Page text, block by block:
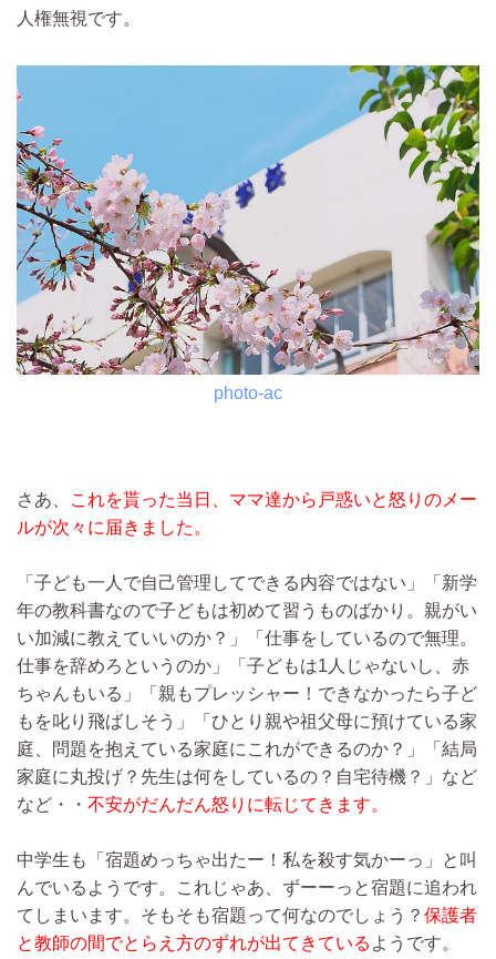
人権無視です。
photo-ac
さあ、
これを貰った当日、ママ達から戸惑いと怒りのメー
ルが次々に届きました。
「子ども一人で自己管理してできる内容ではない」「新学
年の教科書なので子どもは初めて習うものばかり。親がい
い加減に教えていいのか？」「仕事をしているので無理。
仕事を辞めろというのか」「子どもは1人じゃないし、赤
ちゃんもいる」「親もプレッシャー！できなかったら子ど
もを叱り飛ばしそう」「ひとり親や祖父母に預けている家
庭、問題を抱えている家庭にこれができるのか？」「結局
家庭に丸投げ？先生は何をしているの？自宅待機？」など
など・・ 不安がだんだん怒りに転じてきます。
中学生も「宿題めっちゃ出たー！私を殺す気かーっ」と叫
んでいるようです。これじゃあ、ずーーっと宿題に追われ
てしまいます。そもそも宿題って何なのでしょう？ 保護者
と教師の間でとらえ方のずれが出てきている ようです。